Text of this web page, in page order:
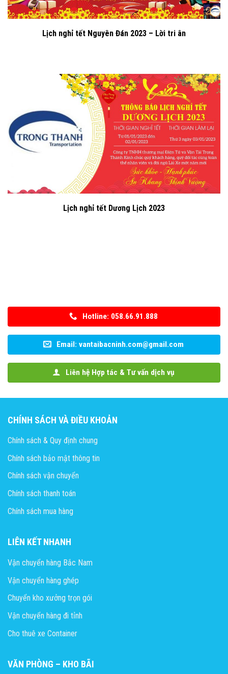
Lịch nghỉ tết Nguyên Đán 2023 – Lời tri ân
Lịch nghỉ tết Dương Lịch 2023
Hotline: 058.66.91.888
Email: vantaibacninh.com@gmail.com
Liên hệ Hợp tác & Tư vấn dịch vụ
CHÍNH SÁCH VÀ ĐIỀU KHOẢN
Chính sách & Quy định chung
Chính sách bảo mật thông tin
Chính sách vận chuyển
Chính sách thanh toán
Chính sách mua hàng
LIÊN KẾT NHANH
Vận chuyển hàng Bắc Nam
Vận chuyển hàng ghép
Chuyển kho xưởng trọn gói
Vận chuyển hàng đi tỉnh
Cho thuê xe Container
VĂN PHÒNG – KHO BÃI